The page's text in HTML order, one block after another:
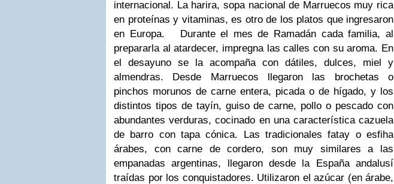
internacional. La harira, sopa nacional de Marruecos muy rica
en proteínas y vitaminas, es otro de los platos que ingresaron
en Europa.
Durante el mes de Ramadán cada familia, al
prepararla al atardecer, impregna las calles con su aroma. En
el desayuno se la acompaña con dátiles, dulces, miel y
almendras. Desde Marruecos llegaron las brochetas o
pinchos morunos de carne entera, picada o de hígado, y los
distintos tipos de tayín, guiso de carne, pollo o pescado con
abundantes verduras, cocinado en una característica cazuela
de barro con tapa cónica. Las tradicionales fatay o esfiha
árabes, con carne de cordero, son muy similares a las
empanadas argentinas, llegaron desde la España andalusí
traídas por los conquistadores. Utilizaron el azúcar (en árabe,